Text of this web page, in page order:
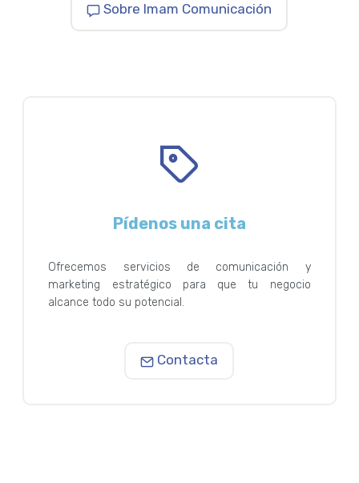
Sobre Imam Comunicación
Pídenos una cita
Ofrecemos servicios de comunicación y
marketing estratégico para que tu negocio
alcance todo su potencial.
Contacta